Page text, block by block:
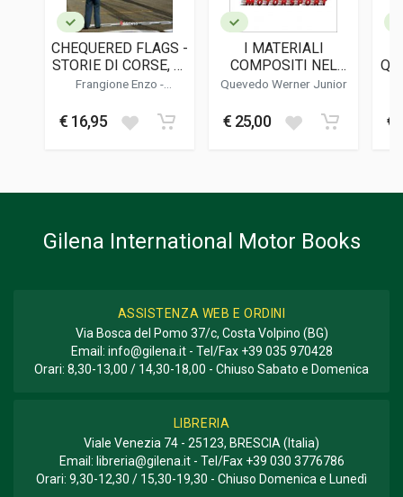
LINGUA DEL TESTO
DATA DI STAMPA
07/2001
24 x 27 x 1 cm
CHEQUERED FLAGS -
STORIE DI CORSE, DI
UOMINI E DI PILOTI
Frangione Enzo -
€ 16,95
I MATERIALI
COMPOSITI NEL
MOTORSPORT
Quevedo Werner Junior
€ 25,00 €
Gilena International Motor Books
ASSISTENZA WEB E ORDINI
Via Bosca del Pomo 37/c, Costa Volpino (BG)
Email: info@gilena.it- Tel/Fax +39 035 970428
Orari: 8,30-13,00 / 14,30-18,00 - Chiuso Sabato e Domenica
LIBRERIA
Viale Venezia 74 - 25123, BRESCIA (Italia)
Email: libreria@gilena.it- Tel/Fax +39 030 3776786
Orari: 9,30-12,30 / 15,30-19,30 - Chiuso Domenica e Lunedì